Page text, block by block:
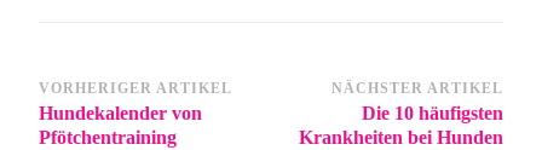
VORHERIGER ARTIKEL
Hundekalender von
Pfötchentraining
NÄCHSTER ARTIKEL
Die 10 häufigsten
Krankheiten bei Hunden